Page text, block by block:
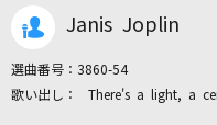
カラ
Janis Joplin
選曲番号： 3860-54
There's a light, a